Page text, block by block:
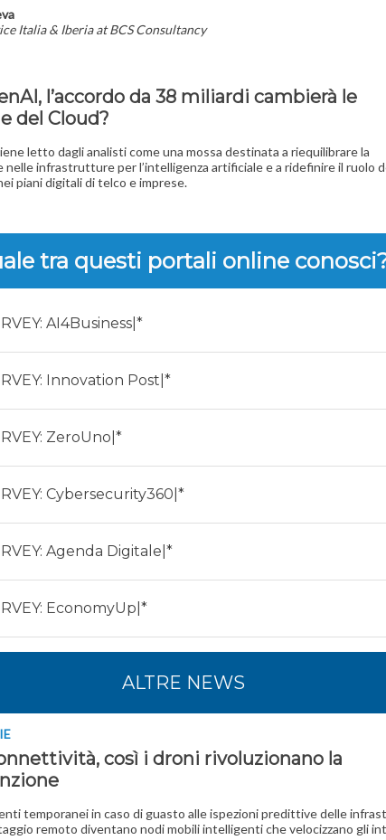
Italia & Iberia at BCS Consultancy
l’accordo da 38 miliardi cambierà le
del Cloud?
letto dagli analisti come una mossa destinata a riequilibrare la
nelle infrastrutture per l’intelligenza artificiale e a ridefinire il ruolo
piani digitali di telco e imprese.
tra questi portali online
AI4Business|*
Innovation Post|*
ZeroUno|*
Cybersecurity360|*
Agenda Digitale|*
EconomyUp|*
ALTRE NEWS
così i droni rivoluzionano la
temporanei in caso di guasto alle ispezioni predittive delle
remoto diventano nodi mobili intelligenti che velocizzano gli